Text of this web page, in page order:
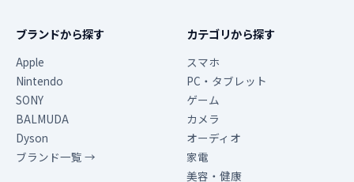
ブランドから探す
Apple
Nintendo
SONY
BALMUDA
Dyson
ブランド一覧 →
カテゴリから探す
スマホ
PC・タブレット
ゲーム
カメラ
オーディオ
家電
美容・健康